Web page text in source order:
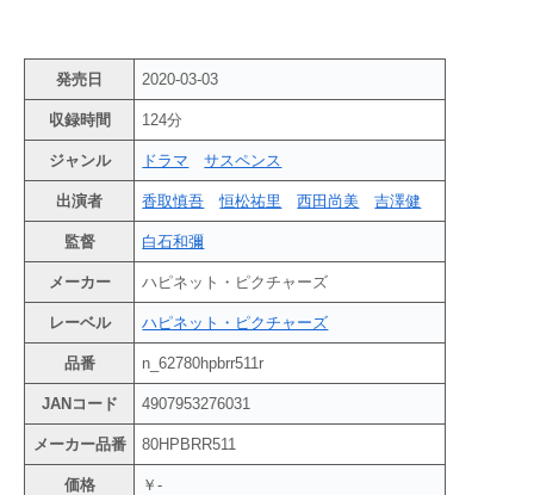
発売日 2020-03-03
収録時間 124分
ジャンル ドラマ サスペンス
出演者 香取慎吾 恒松祐里 西田尚美 吉澤健
監督 白石和彌
メーカー ハピネット・ピクチャーズ
レーベル ハピネット・ピクチャーズ
品番 n_62780hpbrr511r
JANコード 4907953276031
メーカー品番 80HPBRR511
価格 ￥-